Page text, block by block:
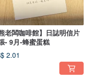
熊老闆咖啡館】日誌明信片
- 9月-蜂蜜蛋糕
2.01